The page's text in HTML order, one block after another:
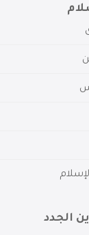
الجدد